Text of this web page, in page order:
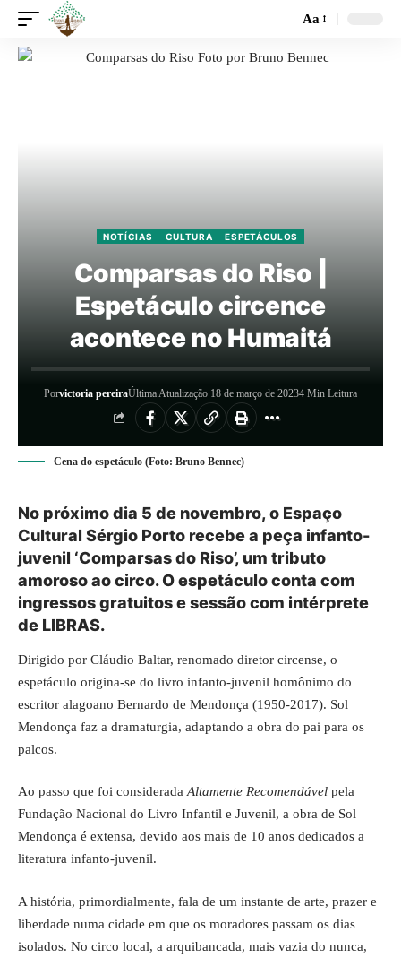
Aa
NOTÍCIAS CULTURA ESPETÁCULOS
Comparsas do Riso |
Espetáculo circence
acontece no Humaitá
Porvictoria pereiraÚltima Atualização 18 de março de 20234 Min Leitura
Cena do espetáculo (Foto: Bruno Bennec)
No próximo dia 5 de novembro, o Espaço
Cultural Sérgio Porto recebe a peça infanto-
juvenil ‘Comparsas do Riso’, um tributo
amoroso ao circo. O espetáculo conta com
ingressos gratuitos e sessão com intérprete
de LIBRAS.
Dirigido por Cláudio Baltar, renomado diretor circense, o
espetáculo origina-se do livro infanto-juvenil homônimo do
escritor alagoano Bernardo de Mendonça (1950-2017). Sol
Mendonça faz a dramaturgia, adaptando a obra do pai para os
palcos.
Ao passo que foi considerada Altamente Recomendável pela
Fundação Nacional do Livro Infantil e Juvenil, a obra de Sol
Mendonça é extensa, devido aos mais de 10 anos dedicados a
literatura infanto-juvenil.
A história, primordialmente, fala de um instante de arte, prazer e
liberdade numa cidade em que os moradores passam os dias
isolados. No circo local, a arquibancada, mais vazia do nunca,